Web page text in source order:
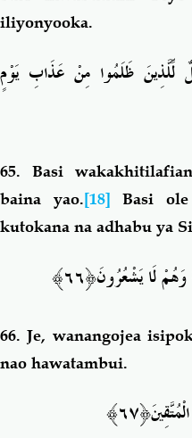
iliyonyooka.
لِّلَّذِينَ ظَلَمُوا مِنْ عَذَابِ يَوْمٍ
65. Basi
baina yao.[18] Basi
kutokana na adhabu ya
وَهُمْ لَا يَشْعُرُونَ﴿٦٦﴾
66.Je, wanangojea
nao hawatambui.
﴿٦٧﴾